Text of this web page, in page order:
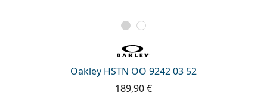
Oakley HSTN OO 9242 03 52
189,90 €